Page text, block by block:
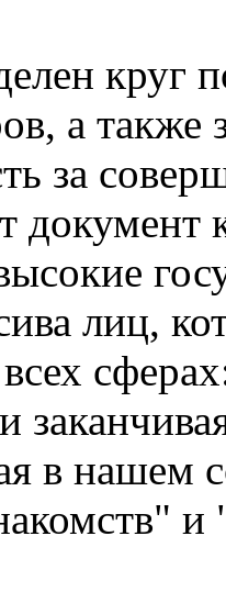
круг
а также
за
документ
лиц,
в нашем
и